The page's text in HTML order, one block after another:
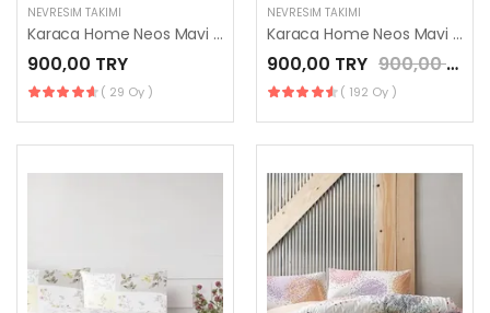
NEVRESIM TAKIMI
Karaca Home Neos Mavi %100 Pamuk Çift Kişilik Nevresim Takımı
900,00 TRY
( 29 Oy )
NEVRESIM TAKIMI
Karaca Home Neos Mavi %100 Pamuk Çift Kişilik Nevresim Takımı
900,00 TRY 900,00 TRY
( 192 Oy )